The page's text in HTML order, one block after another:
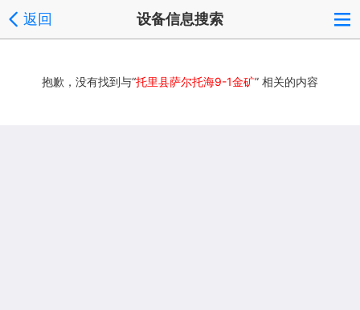
返回 设备信息搜索
抱歉，没有找到与“托里县萨尔托海9-1金矿” 相关的内容